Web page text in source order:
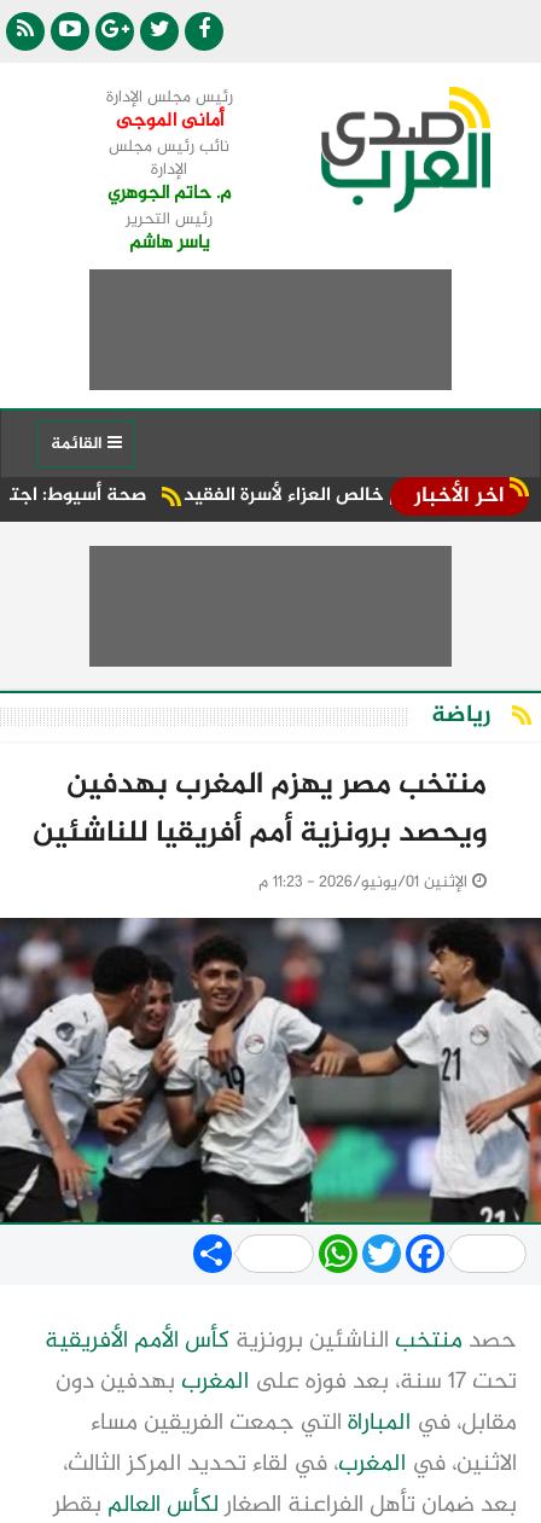
رئيس مجلس الإدارة
أمانى الموجى
نائب رئيس مجلس
الإدارة
م. حاتم الجوهري
رئيس التحرير
ياسر هاشم
اخر الأخبار صحة أسيوط: اجتماع موسع خالص العزاء لأسرة الفقيد
رياضة
منتخب مصر يهزم المغرب بهدفين
ويحصد برونزية أمم أفريقيا للناشئين
الإثنين 01/يونيو/2026 - 11:23 م
Share WhatsApp
TwitterFacebook
حصد منتخب الناشئين برونزيةكأس الأمم الأفريقية
تحت 17 سنة، بعد فوزه على
المغرب بهدفين دون
مقابل، في المباراةالتي جمعت الفريقين مساء
الاثنين، في المغرب، في لقاء تحديد المركز الثالث،
بعد ضمان تأهل الفراعنة الصغارلكأس العالم بقطر